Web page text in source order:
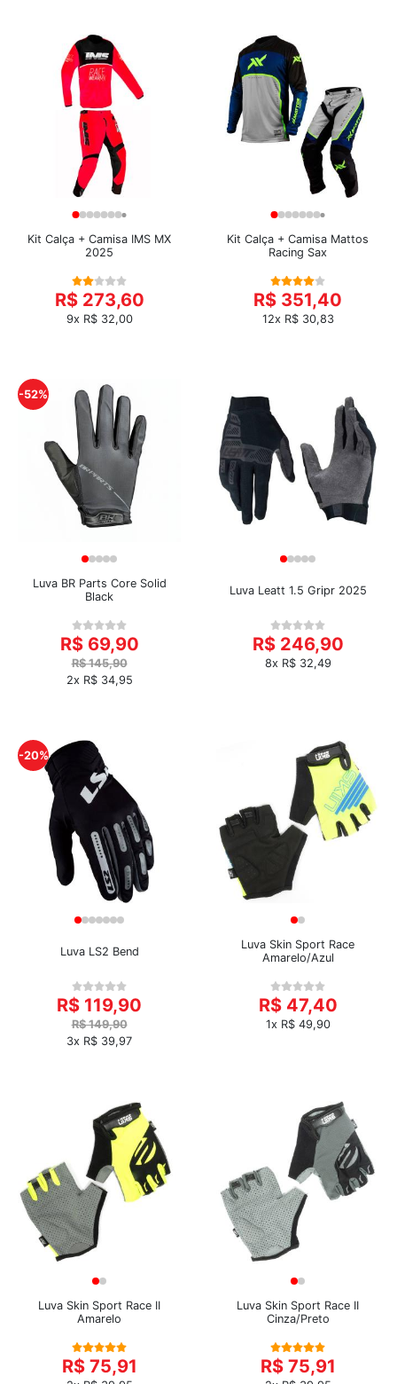
Kit Calça + Camisa IMS MX
2025
R$ 273,60
9x R$ 32,00
Kit Calça + Camisa Mattos
Racing Sax
R$ 351,40
12x R$ 30,83
-52%
Luva BR Parts Core Solid
Black
R$ 69,90
R$ 145,90
2x R$ 34,95
Luva Leatt 1.5 Gripr 2025
R$ 246,90
8x R$ 32,49
-20%
Luva LS2 Bend
R$ 119,90
R$ 149,90
3x R$ 39,97
Luva Skin Sport Race
Amarelo/Azul
R$ 47,40
1x R$ 49,90
Luva Skin Sport Race II
Amarelo
R$ 75,91
Luva Skin Sport Race II
Cinza/Preto
R$ 75,91